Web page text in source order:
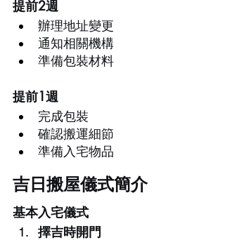
提前2週
辦理地址變更
通知相關機構
準備包裝材料
提前1週
完成包裝
確認搬運細節
準備入宅物品
吉日搬屋儀式簡介
基本入宅儀式
擇吉時開門